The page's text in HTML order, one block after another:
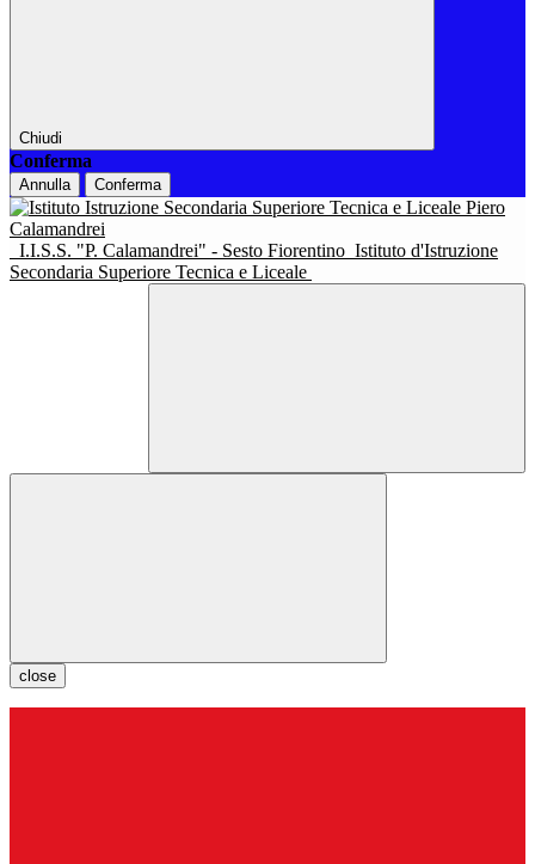
Chiudi
Conferma
Annulla Conferma
I.I.S.S. "P. Calamandrei" - Sesto Fiorentino Istituto d'Istruzione
Secondaria Superiore Tecnica e Liceale
close